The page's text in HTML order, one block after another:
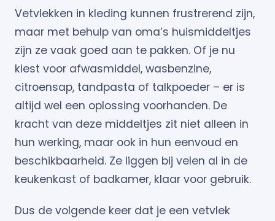
Vetvlekken in kleding kunnen frustrerend zijn,
maar met behulp van oma’s huismiddeltjes
zijn ze vaak goed aan te pakken. Of je nu
kiest voor afwasmiddel, wasbenzine,
citroensap, tandpasta of talkpoeder – er is
altijd wel een oplossing voorhanden. De
kracht van deze middeltjes zit niet alleen in
hun werking, maar ook in hun eenvoud en
beschikbaarheid. Ze liggen bij velen al in de
keukenkast of badkamer, klaar voor gebruik.
Dus de volgende keer dat je een vetvlek